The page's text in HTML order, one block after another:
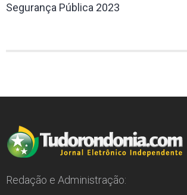
Segurança Pública 2023
Redação e Administração: